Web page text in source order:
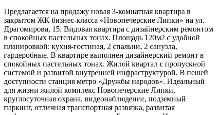
Предлагается на продажу новая 3-комнатная квартира в
закрытом ЖК бизнес-класса «Новопечерские Липки» на ул.
Драгомирова, 15. Видовая квартира с дизайнерским ремонтом
в спокойных пастельных тонах. Площадь 120м2 с удобной
планировкой: кухня-гостиная, 2 спальни, 2 санузла,
гардеробные. В квартире выполнен дизайнерский ремонт в
спокойных пастельных тонах. Жилой квартал с пропускной
системой и развитой внутренней инфраструктурой. В пешей
доступности станция метро «Дружбы народов». Идеальный
для жизни жилой комплекс Новопечерские Липки,
круглосуточная охрана, видеонаблюдение, подземный
паркинг, отличная транспортная развязка, развитая